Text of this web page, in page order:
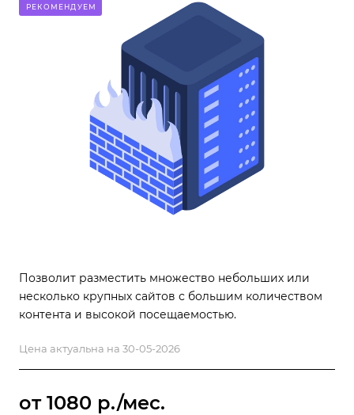
РЕКОМЕНДУЕМ
Позволит разместить множество небольших или
несколько крупных сайтов с большим количеством
контента и высокой посещаемостью.
Цена актуальна на 30-05-2026
от 1080 р./мес.